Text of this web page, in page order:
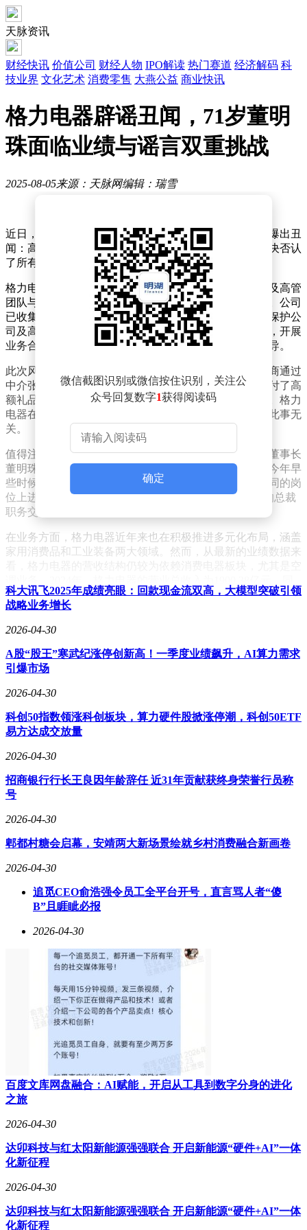
天脉资讯
财经快讯 价值公司 财经人物 IPO解读 热门赛道 经济解码 科
技业界 文化艺术 消费零售 大燕公益 商业快讯
格力电器辟谣丑闻，71岁董明
珠面临业绩与谣言双重挑战
2025-08-05来源：天脉网编辑：瑞雪
近日，格力电器针对网络上流传的一篇文章《格力空调爆出丑
闻：高管涉嫌勾结骗取侨商资金》发表了正式声明，坚决否认
了所有指控，并指出这些指控纯属造谣诽谤。
格力电器在声明中明确表示，经过内部详细核查，公司及高管
团队与文章中提到的张某利之间不存在任何不正当关系。公司
已收集相关证据并向公安机关报案，决心通过法律手段保护公
司及高管的合法权益。同时，格力电器也提醒合作伙伴，开展
业务合作应直接联系官方渠道，避免受到中介或个人误导。
此次风波的源头是一篇网络文章，其中提到一位海外侨商通过
中介张某利试图获得格力空调在海外的经销权，但在支付了高
额礼品费用后，却未能获得经销权，且礼品也无法退回。格力
电器在声明中严词反驳了这一说法，强调公司及高管与此事无
关。
值得注意的是，尽管面临这样的谣言风波，格力电器的董事长
董明珠依然坚守在管理一线。尽管已经71岁，董明珠在今年早
些时候还透露，她已为公司找到了接班人选，并正在不同的岗
位上进行锻炼。不过，在今年4月，董明珠将格力电器的总裁
职务交给了张伟，自己则继续担任董事长。
在业务方面，格力电器近年来也在积极推进多元化布局，涵盖
家用消费品和工业装备两大领域。然而，从最新的业绩数据来
比下滑7.31%，尽管净利润有所上升，但消费电器板块的营收
占比仍高达78.54%。
格力电器在国际化进程上也显得相对滞后。与美的、海尔等竞
争对手相比，格力电器的海外收入占比远低于同行。2024年，
格力电器的外销主营业务收入仅占总营收的不到15%，而美的
和海尔的海外收入占比则分别高达41.52%和近五成。这也意
味着，格力电器在出海之路上仍需付出更多努力。
随着国内空调市场竞争的日益激烈和房地产行业的调整，格力
电器在国内市场的发展空间也受到了一定程度的挤压。如何在
发展，将是格力电器未来面临的重要挑战。
微信截图识别或微信按住识别，关注公
众号回复数字1获得阅读码
确定
科大讯飞2025年成绩亮眼：回款现金流双高，大模型突破引领
战略业务增长
2026-04-30
A股“股王”寒武纪涨停创新高！一季度业绩飙升，AI算力需求
引爆市场
2026-04-30
科创50指数领涨科创板块，算力硬件股掀涨停潮，科创50ETF
易方达成交放量
2026-04-30
招商银行行长王良因年龄辞任 近31年贡献获终身荣誉行员称
号
2026-04-30
郫都村糖会启幕，安靖两大新场景绘就乡村消费融合新画卷
2026-04-30
追觅CEO俞浩强令员工全平台开号，直言骂人者“傻
B”且睚眦必报
2026-04-30
百度文库网盘融合：AI赋能，开启从工具到数字分身的进化
之旅
2026-04-30
达卯科技与红太阳新能源强强联合 开启新能源“硬件+AI”一体
化新征程
2026-04-30
达卯科技与红太阳新能源强强联合 开启新能源“硬件+AI”一体
化新征程